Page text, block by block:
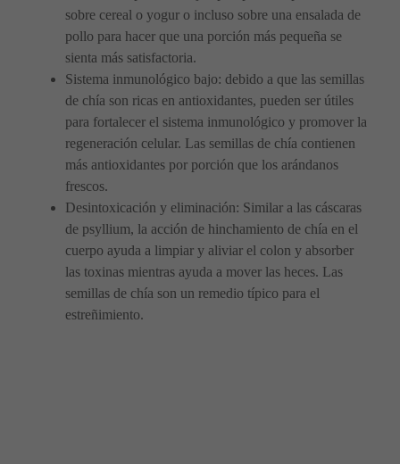
sobre cereal o yogur o incluso sobre una ensalada de
pollo para hacer que una porción más pequeña se
sienta más satisfactoria.
Sistema inmunológico bajo: debido a que las semillas
de chía son ricas en antioxidantes, pueden ser útiles
para fortalecer el sistema inmunológico y promover la
regeneración celular. Las semillas de chía contienen
más antioxidantes por porción que los arándanos
frescos.
Desintoxicación y eliminación: Similar a las cáscaras
de psyllium, la acción de hinchamiento de chía en el
cuerpo ayuda a limpiar y aliviar el colon y absorber
las toxinas mientras ayuda a mover las heces. Las
semillas de chía son un remedio típico para el
estreñimiento.